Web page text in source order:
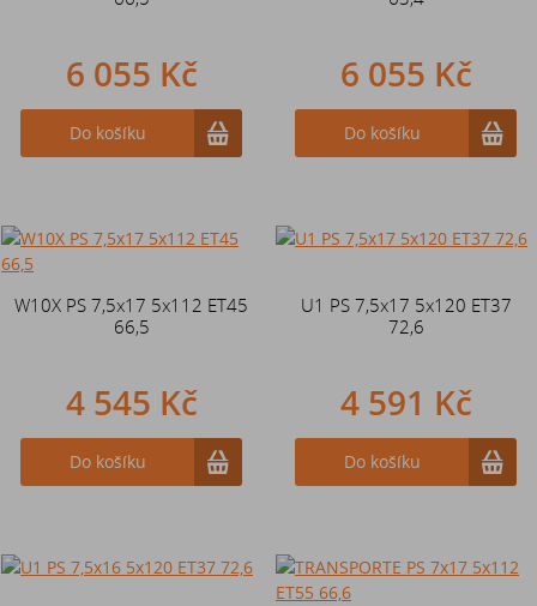
6 055 Kč
Do košíku
6 055 Kč
Do košíku
W10X PS 7,5x17 5x112 ET45
66,5
4 545 Kč
Do košíku
U1 PS 7,5x17 5x120 ET37
72,6
4 591 Kč
Do košíku